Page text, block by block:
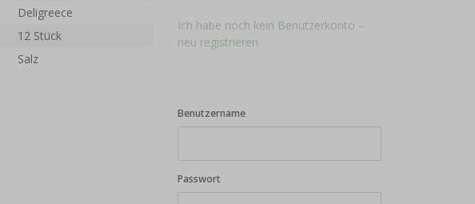
Deligreece
12 Stück
Salz
Ich habe noch kein Benutzerkonto –
neu registrieren
Benutzername
Passwort